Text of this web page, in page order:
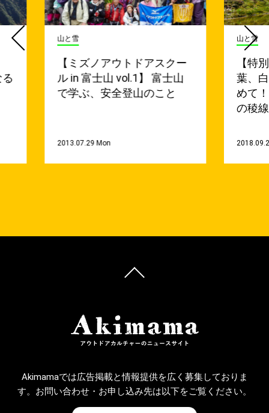
山と雪
【ミズノアウトドアスクー
ル in 富士山 vol.1】 富士山
で学ぶ、安全登山のこと
2013.07.29 Mon
山と雪
【特
葉、
めて
の稜
Akimamaでは広告掲載と情報提供を広く募集しておりま
す。お問い合わせ・お申し込み先は以下をご覧ください。